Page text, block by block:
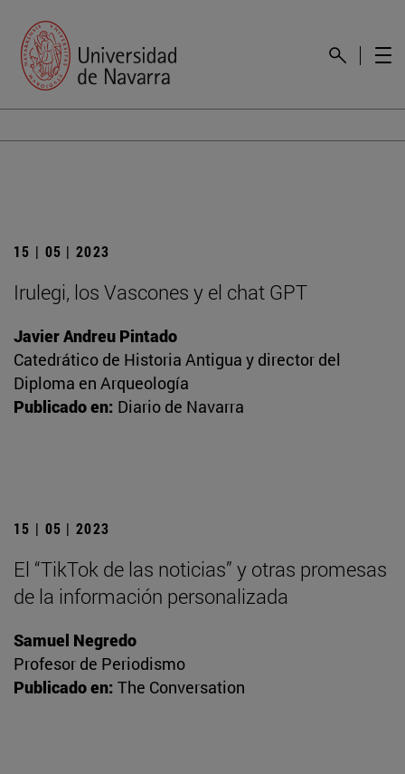
15 | 05 | 2023
Irulegi, los Vascones y el chat GPT
Javier Andreu Pintado
Catedrático de Historia Antigua y director del
Diploma en Arqueología
Publicado en: Diario de Navarra
15 | 05 | 2023
El “TikTok de las noticias” y otras promesas
de la información personalizada
Samuel Negredo
Profesor de Periodismo
Publicado en: The Conversation